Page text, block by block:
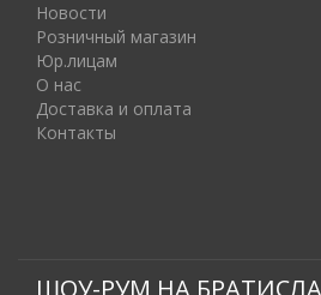
Новости
Розничный магазин
Юр.лицам
О нас
Доставка и оплата
Контакты